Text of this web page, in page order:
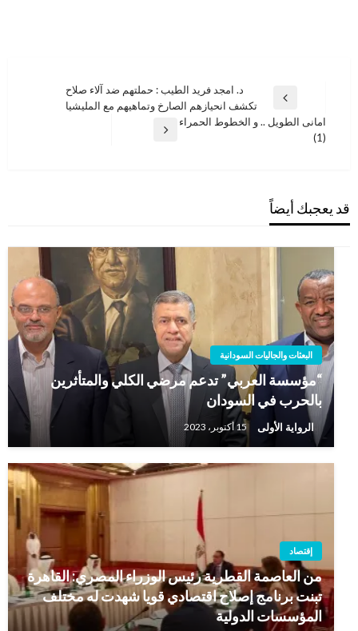
المقالات
المقالة
السابقة
د. امجد فريد الطيب : حملتهم ضد آلاء صلاح
تكشف انحيازهم الصارخ وتماهيهم مع المليشيا
المقالة
امانى الطويل .. و الخطوط الحمراء
(1)
قد يعجبك أيضاً
البعثات والجاليات السودانية
“مؤسسة العربي” تدعم مرضي الكلي والمتأثرين
بالحرب في السودان
الرواية الأولى 15 أكتوبر، 2023
إقتصاد
من العاصمة القطرية رئيس الوزراء المصري: القاهرة
تبنت برنامج إصلاح اقتصادي قويا شهدت له مختلف
المؤسسات الدولية